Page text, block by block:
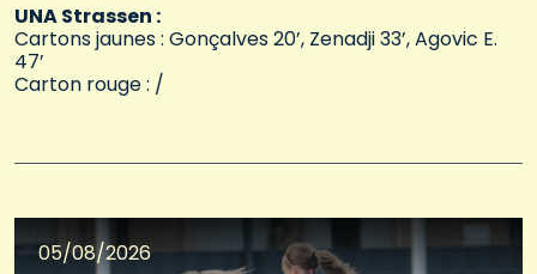
UNA Strassen :
Cartons jaunes : Gonçalves 20’, Zenadji 33’, Agovic E.
47’
Carton rouge : /
05/08/2026